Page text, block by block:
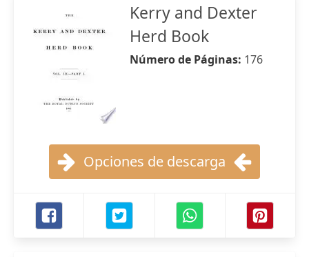
Kerry and Dexter
Herd Book
Número de Páginas: 176
Opciones de descarga